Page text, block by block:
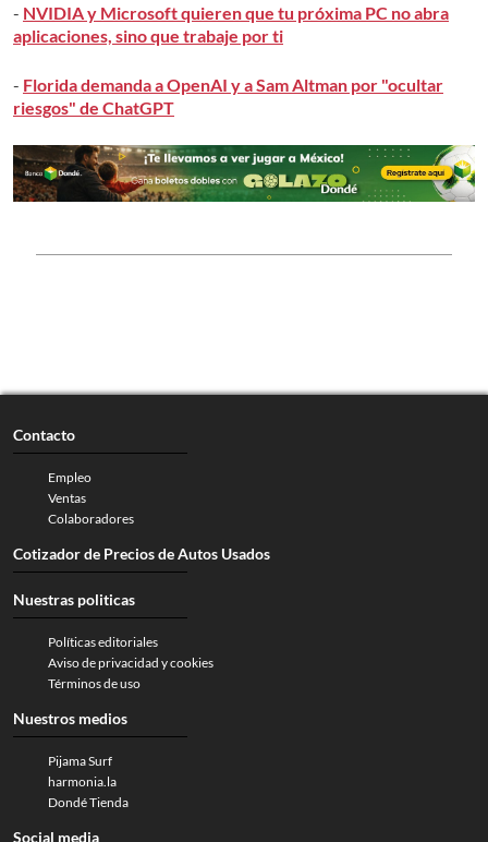
- NVIDIA y Microsoft quieren que tu próxima PC no abra
aplicaciones, sino que trabaje por ti
- Florida demanda a OpenAI y a Sam Altman por "ocultar
riesgos" de ChatGPT
Contacto
Empleo
Ventas
Colaboradores
Cotizador de Precios de Autos Usados
Nuestras politicas
Políticas editoriales
Aviso de privacidad y cookies
Términos de uso
Nuestros medios
Pijama Surf
harmonia.la
Dondé Tienda
Social media